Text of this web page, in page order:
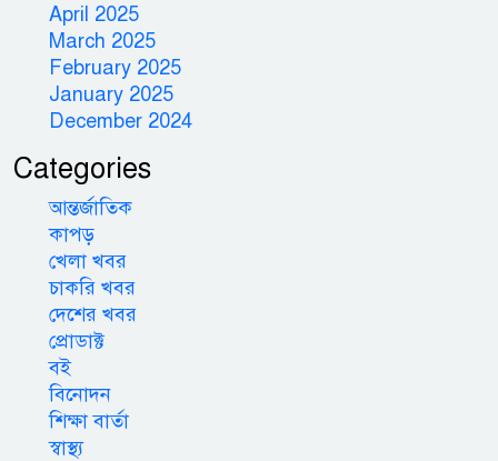
April 2025
March 2025
February 2025
January 2025
December 2024
Categories
আন্তর্জাতিক
কাপড়
খেলা খবর
চাকরি খবর
দেশের খবর
প্রোডাক্ট
বই
বিনোদন
শিক্ষা বার্তা
স্বাস্থ্য